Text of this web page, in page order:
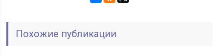
Похожие публикации